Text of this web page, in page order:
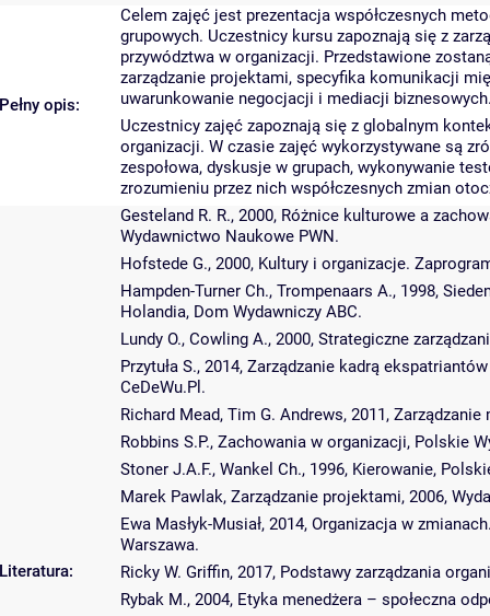
Pełny opis:
Celem zajęć jest prezentacja współczesnych
grupowych. Uczestnicy kursu zapoznają się z
przywództwa w organizacji. Przedstawione
zarządzanie projektami, specyfika komunikacji
uwarunkowanie negocjacji i mediacji
Uczestnicy zajęć zapoznają się z globalnym
organizacji. W czasie zajęć wykorzystywane są
zespołowa, dyskusje w grupach, wykonywanie
zrozumieniu przez nich współczesnych zmian
Literatura:
Gesteland R. R., 2000, Różnice kulturowe a
Wydawnictwo Naukowe PWN.
Hofstede G., 2000, Kultury i organizacje.
Hampden-Turner Ch., Trompenaars A., 1998,
Holandia, Dom Wydawniczy ABC.
Lundy O., Cowling A., 2000, Strategiczne
Przytuła S., 2014, Zarządzanie kadrą
CeDeWu.Pl.
Richard Mead, Tim G. Andrews, 2011,
Robbins S.P., Zachowania w organizacji, Polskie
Stoner J.A.F., Wankel Ch., 1996, Kierowanie,
Marek Pawlak, Zarządzanie projektami, 2006,
Ewa Masłyk-Musiał, 2014, Organizacja w
Warszawa.
Ricky W. Griffin, 2017, Podstawy zarządzania
Rybak M., 2004, Etyka menedżera – społeczna